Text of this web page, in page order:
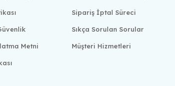
Metni
Sipariş İptal Süreci
Sıkça Sorulan Sorular
Müşteri Hizmetleri